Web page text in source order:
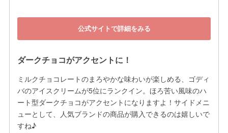
公式サイトで詳細をみる
ダークチョコがアクセントに！
ミルクチョコレートのまろやかな味わいが楽しめる、ゴディ
バのアイスクリームが5位にランクイン。ほろ苦い風味のハ
ート型ダークチョコがアクセントになりますよ！サイドメニ
ューとして、人気ブランドの商品が購入できるのは嬉しいで
すね♪